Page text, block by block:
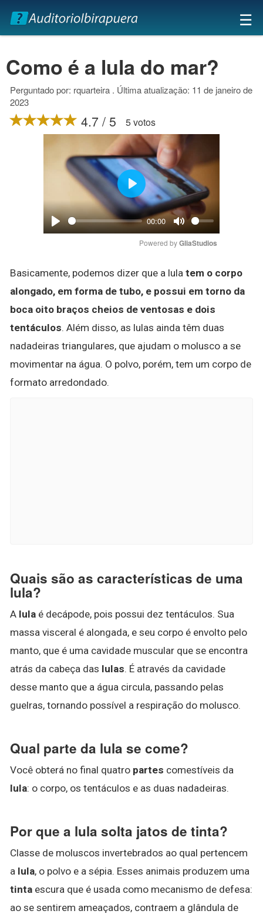
×
☰
Como é a lula do mar?
Perguntado por: rquarteira . Última atualização: 11 de janeiro de
2023
4.7 / 5 5 votos
Play
00:00
Mute
Play
Powered by GliaStudios
Basicamente, podemos dizer que a lula tem o corpo
alongado, em forma de tubo, e possui em torno da
boca oito braços cheios de ventosas e dois
tentáculos. Além disso, as lulas ainda têm duas
nadadeiras triangulares, que ajudam o molusco a se
movimentar na água. O polvo, porém, tem um corpo de
formato arredondado.
Quais são as características de uma
lula?
A lula é decápode, pois possui dez tentáculos. Sua
massa visceral é alongada, e seu corpo é envolto pelo
manto, que é uma cavidade muscular que se encontra
atrás da cabeça das lulas. É através da cavidade
desse manto que a água circula, passando pelas
guelras, tornando possível a respiração do molusco.
Qual parte da lula se come?
Você obterá no final quatro partes comestíveis da
lula: o corpo, os tentáculos e as duas nadadeiras.
Por que a lula solta jatos de tinta?
Classe de moluscos invertebrados ao qual pertencem
a lula, o polvo e a sépia. Esses animais produzem uma
tinta escura que é usada como mecanismo de defesa:
ao se sentirem ameaçados, contraem a glândula de